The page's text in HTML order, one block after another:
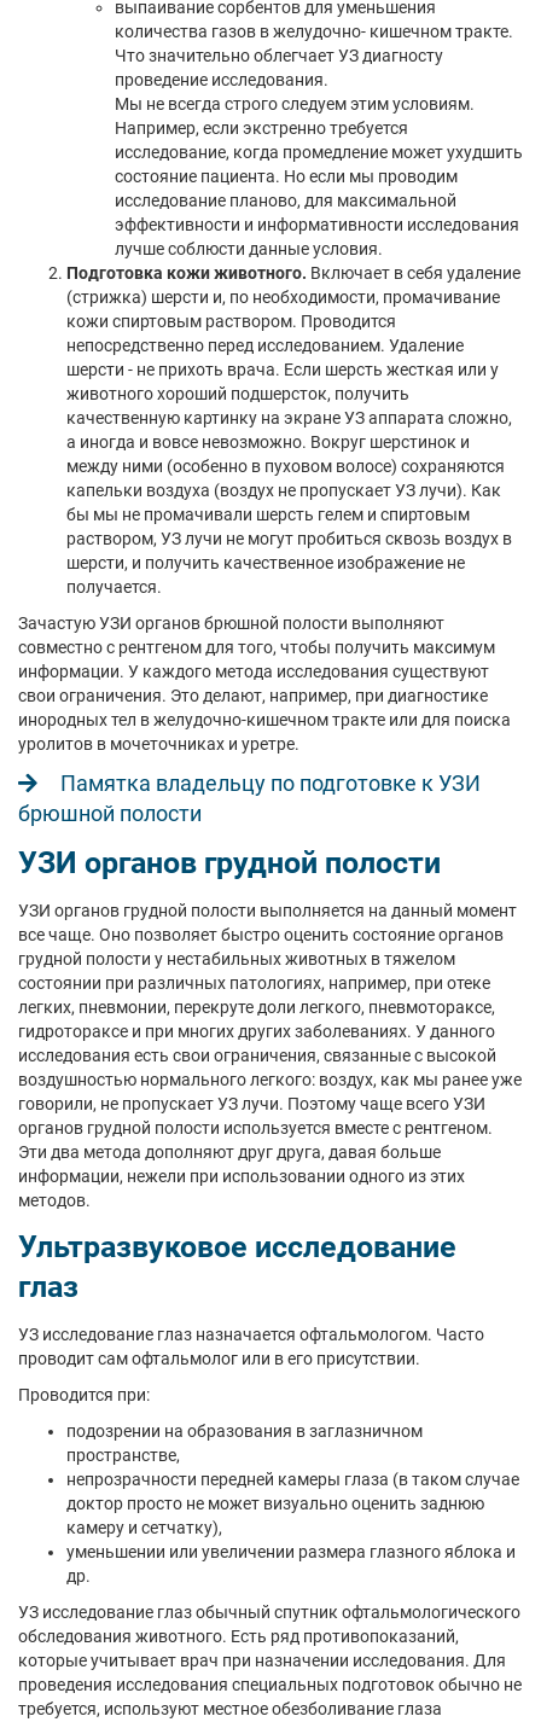
выпаивание сорбентов для уменьшения
количества газов в желудочно- кишечном тракте.
Что значительно облегчает УЗ диагносту
проведение исследования.
Мы не всегда строго следуем этим условиям.
Например, если экстренно требуется
исследование, когда промедление может ухудшить
состояние пациента. Но если мы проводим
исследование планово, для максимальной
эффективности и информативности исследования
лучше соблюсти данные условия.
Подготовка кожи животного. Включает в себя удаление
(стрижка) шерсти и, по необходимости, промачивание
кожи спиртовым раствором. Проводится
непосредственно перед исследованием. Удаление
шерсти - не прихоть врача. Если шерсть жесткая или у
животного хороший подшерсток, получить
качественную картинку на экране УЗ аппарата сложно,
а иногда и вовсе невозможно. Вокруг шерстинок и
между ними (особенно в пуховом волосе) сохраняются
капельки воздуха (воздух не пропускает УЗ лучи). Как
бы мы не промачивали шерсть гелем и спиртовым
раствором, УЗ лучи не могут пробиться сквозь воздух в
шерсти, и получить качественное изображение не
получается.
Зачастую УЗИ органов брюшной полости выполняют
совместно с рентгеном для того, чтобы получить максимум
информации. У каждого метода исследования существуют
свои ограничения. Это делают, например, при диагностике
инородных тел в желудочно-кишечном тракте или для поиска
уролитов в мочеточниках и уретре.
Памятка владельцу по подготовке к УЗИ
брюшной полости
УЗИ органов грудной полости
УЗИ органов грудной полости выполняется на данный момент
все чаще. Оно позволяет быстро оценить состояние органов
грудной полости у нестабильных животных в тяжелом
состоянии при различных патологиях, например, при отеке
легких, пневмонии, перекруте доли легкого, пневмотораксе,
гидротораксе и при многих других заболеваниях. У данного
исследования есть свои ограничения, связанные с высокой
воздушностью нормального легкого: воздух, как мы ранее уже
говорили, не пропускает УЗ лучи. Поэтому чаще всего УЗИ
органов грудной полости используется вместе с рентгеном.
Эти два метода дополняют друг друга, давая больше
информации, нежели при использовании одного из этих
методов.
Ультразвуковое исследование
глаз
УЗ исследование глаз назначается офтальмологом. Часто
проводит сам офтальмолог или в его присутствии.
Проводится при:
подозрении на образования в заглазничном
пространстве,
непрозрачности передней камеры глаза (в таком случае
доктор просто не может визуально оценить заднюю
камеру и сетчатку),
уменьшении или увеличении размера глазного яблока и
др.
УЗ исследование глаз обычный спутник офтальмологического
обследования животного. Есть ряд противопоказаний,
которые учитывает врач при назначении исследования. Для
проведения исследования специальных подготовок обычно не
требуется, используют местное обезболивание глаза